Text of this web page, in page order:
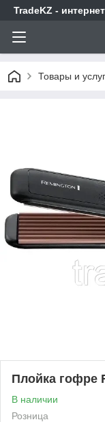
TradeKZ -
Товары и
Плойка гофре
В наличии
Розница